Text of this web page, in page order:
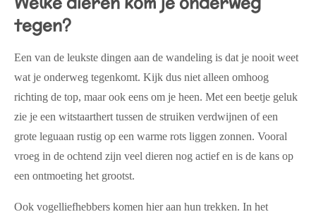
tegen?
Een van de leukste dingen aan de wandeling is dat je nooit weet
wat je onderweg tegenkomt. Kijk dus niet alleen omhoog
richting de top, maar ook eens om je heen. Met een beetje geluk
zie je een witstaarthert tussen de struiken verdwijnen of een
grote leguaan rustig op een warme rots liggen zonnen. Vooral
vroeg in de ochtend zijn veel dieren nog actief en is de kans op
een ontmoeting het grootst.
Ook vogelliefhebbers komen hier aan hun trekken. In het